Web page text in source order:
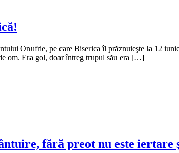
Onufrie, pe care Biserica îl prăznuieşte la 12
om. Era gol, doar întreg trupul său era […]
fără preot nu este iertare